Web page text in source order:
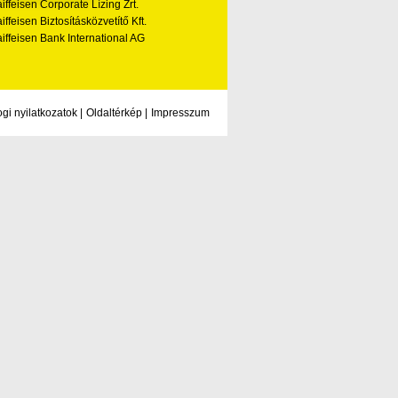
Corporate Lízing Zrt.
Biztosításközvetítő Kft.
Bank International AG
nyilatkozatok | Oldaltérkép | Impresszum